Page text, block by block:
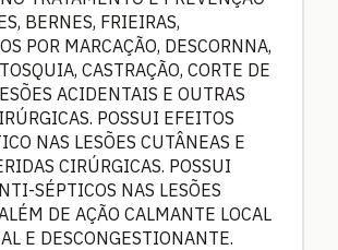
BERNES, FRIEIRAS,
POR MARCAÇÃO, DESCORNNA,
CASTRAÇÃO, CORTE DE
ACIDENTAIS E OUTRAS
POSSUI EFEITOS
NAS LESÕES CUTÂNEAS E
CIRÚRGICAS. POSSUI
SÉPTICOS NAS LESÕES
DE AÇÃO CALMANTE LOCAL
E DESCONGESTIONANTE.